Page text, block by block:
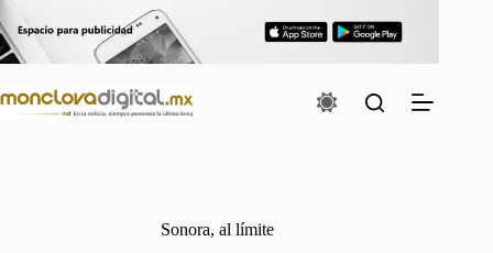
al
contenido
Sonora, al límite